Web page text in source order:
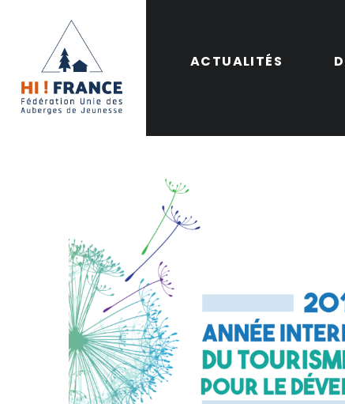
ACTUALITÉS